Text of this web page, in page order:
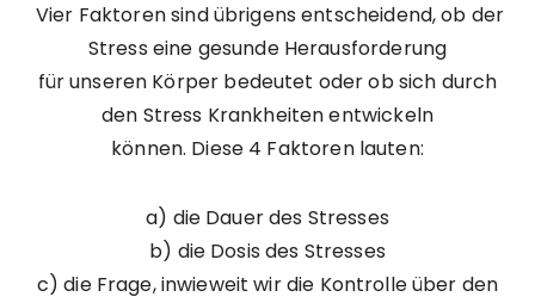
Vier Faktoren sind übrigens entscheidend, ob der
Stress eine gesunde Herausforderung
für unseren Körper bedeutet oder ob sich durch
den Stress Krankheiten entwickeln
können. Diese 4 Faktoren lauten:
a) die Dauer des Stresses
b) die Dosis des Stresses
c) die Frage, inwieweit wir die Kontrolle über den